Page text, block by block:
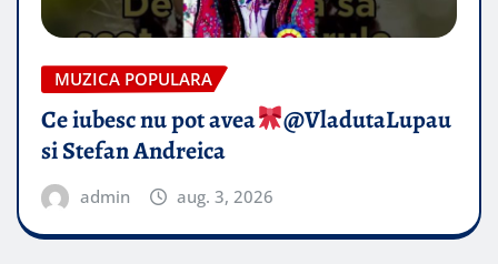
MUZICA POPULARA
Ce iubesc nu pot avea
​@VladutaLupau
si Stefan Andreica
admin aug. 3, 2026